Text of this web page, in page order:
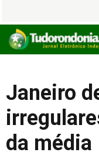
Janeiro
da média